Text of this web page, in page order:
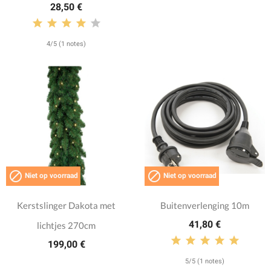
28,50 €
4/5 (1 notes)
 Niet op voorraad
Kerstslinger Dakota met
lichtjes 270cm
199,00 €
 Niet op voorraad
Buitenverlenging 10m
41,80 €
5/5 (1 notes)